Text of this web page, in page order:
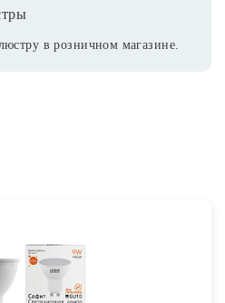
в розничном магазине.